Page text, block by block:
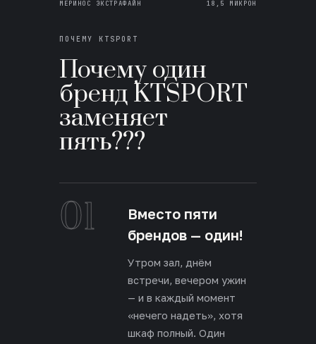
МЕРИНОС ЭКСТРАФАЙН 18,5 МИКРОН
ПОЧЕМУ KTSPORT
Почему один
бренд KTSPORT
заменяет
пять???
01
Вместо пяти
брендов — один!
Утром зал, днём
встречи, вечером ужин
— и в каждый момент
«нечего надеть», хотя
шкаф полный. Один